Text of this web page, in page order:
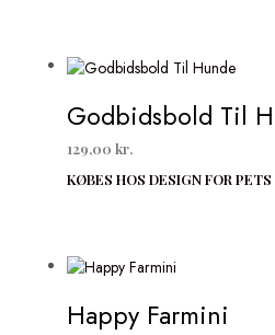
Godbidsbold Til
129,00 kr.
KØBES HOS DESIGN FOR PETS
Happy Farmini